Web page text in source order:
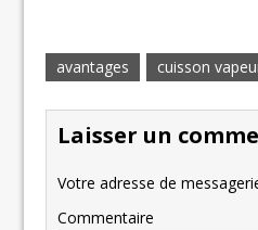
avantages cuisson
Laisser un
Votre adresse de
Commentaire